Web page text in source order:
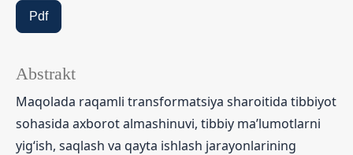
Pdf
Abstrakt
Maqolada raqamli transformatsiya sharoitida tibbiyot
sohasida axborot almashinuvi, tibbiy ma’lumotlarni
yig‘ish, saqlash va qayta ishlash jarayonlarining